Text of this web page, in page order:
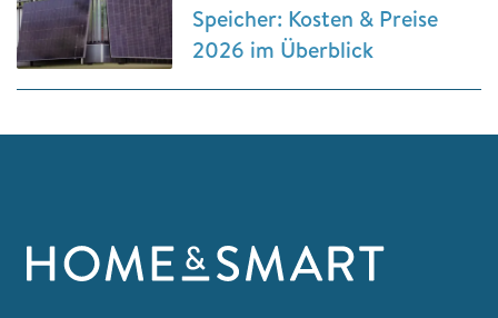
Speicher: Kosten & Preise
2026 im Überblick